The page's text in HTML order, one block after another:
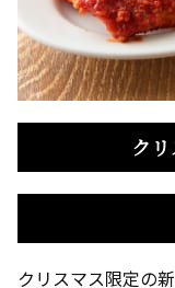
ク
クリスマス限定の